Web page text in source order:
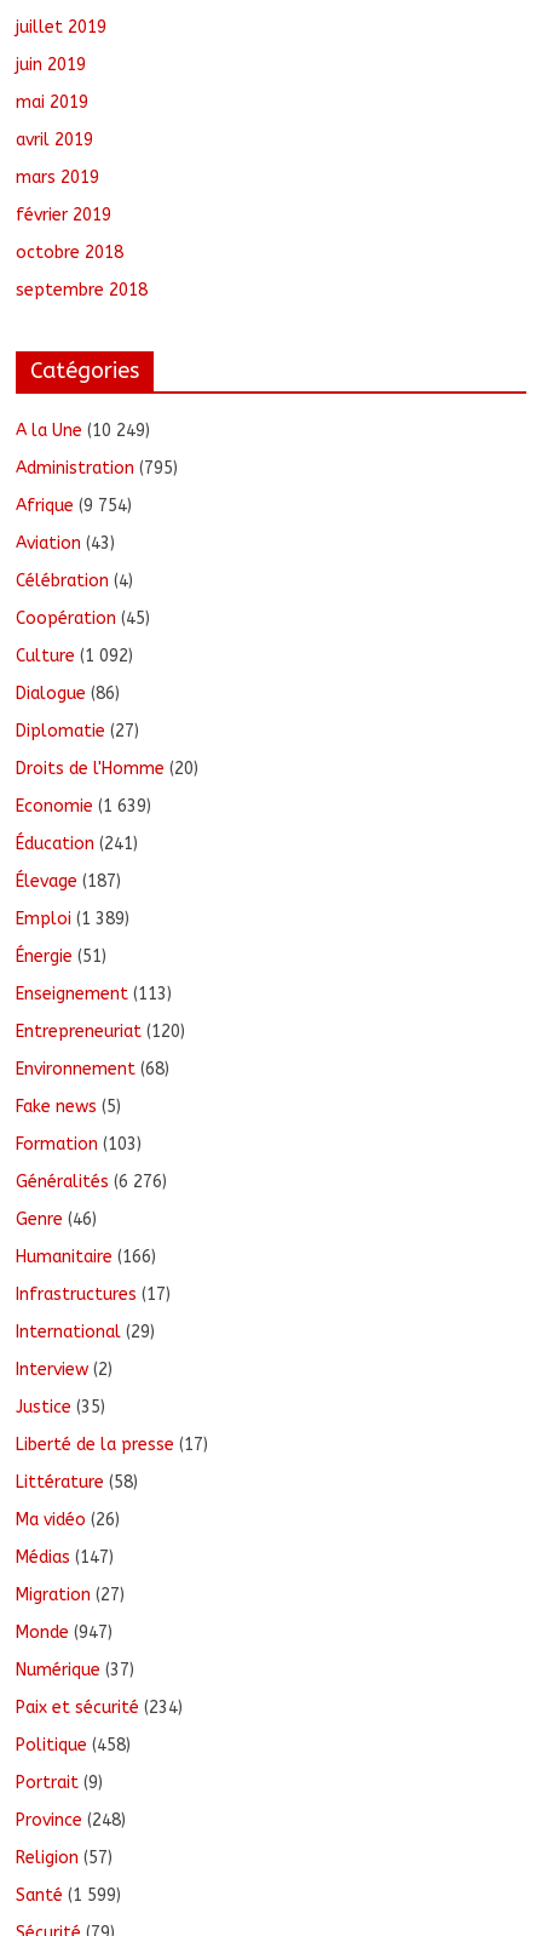
juillet 2019
juin 2019
mai 2019
avril 2019
mars 2019
février 2019
octobre 2018
septembre 2018
Catégories
A la Une (10 249)
Administration (795)
Afrique (9 754)
Aviation (43)
Célébration (4)
Coopération (45)
Culture (1 092)
Dialogue (86)
Diplomatie (27)
Droits de l'Homme (20)
Economie (1 639)
Éducation (241)
Élevage (187)
Emploi (1 389)
Énergie (51)
Enseignement (113)
Entrepreneuriat (120)
Environnement (68)
Fake news (5)
Formation (103)
Généralités (6 276)
Genre (46)
Humanitaire (166)
Infrastructures (17)
International (29)
Interview (2)
Justice (35)
Liberté de la presse (17)
Littérature (58)
Ma vidéo (26)
Médias (147)
Migration (27)
Monde (947)
Numérique (37)
Paix et sécurité (234)
Politique (458)
Portrait (9)
Province (248)
Religion (57)
Santé (1 599)